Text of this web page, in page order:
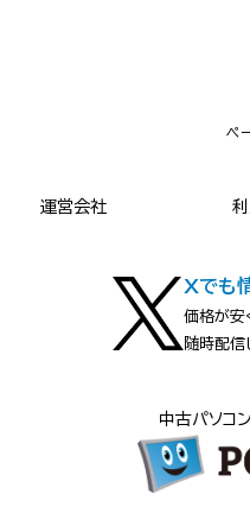
ペ
運営会社
Xでも
価格が安
随時配信
中古パソコ